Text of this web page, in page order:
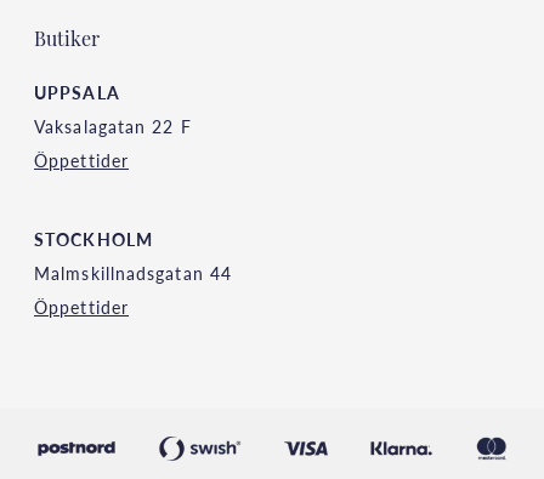
Butiker
UPPSALA
Vaksalagatan 22 F
Öppettider
STOCKHOLM
Malmskillnadsgatan 44
Öppettider